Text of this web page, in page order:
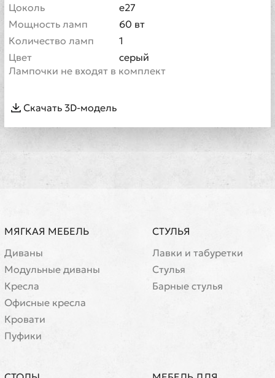
Цоколь
e27
Мощность ламп
60 вт
Количество ламп
1
Цвет
серый
Лампочки не входят в комплект
Скачать 3D-модель
МЯГКАЯ МЕБЕЛЬ
Диваны
Модульные диваны
Кресла
Офисные кресла
Кровати
Пуфики
СТУЛЬЯ
Лавки и табуретки
Стулья
Барные стулья